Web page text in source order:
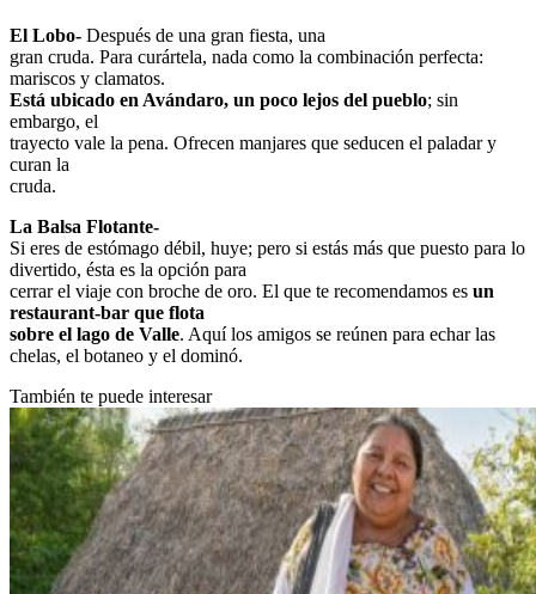
El Lobo- Después de una gran fiesta, una
gran cruda. Para curártela, nada como la combinación perfecta:
mariscos y clamatos.
Está ubicado en Avándaro, un poco lejos del pueblo; sin
embargo, el
trayecto vale la pena. Ofrecen manjares que seducen el paladar y
curan la
cruda.
La Balsa Flotante-
Si eres de estómago débil, huye; pero si estás más que puesto para lo
divertido, ésta es la opción para
cerrar el viaje con broche de oro. El que te recomendamos es un
restaurant-bar que flota
sobre el lago de Valle. Aquí los amigos se reúnen para echar las
chelas, el botaneo y el dominó.
También te puede interesar